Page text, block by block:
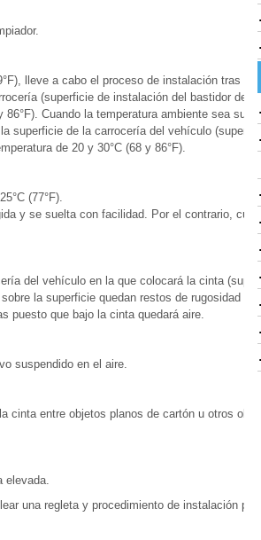
lleve a cabo el proceso de instalación tras
(superficie de instalación del bastidor de
Cuando la temperatura ambiente sea
superficie de la carrocería del vehículo
de 20 y 30°C (68 y 86°F).
(77°F).
y se suelta con facilidad. Por el contrario,
del vehículo en la que colocará la cinta
la superficie quedan restos de rugosidad o
puesto que bajo la cinta quedará aire.
suspendido en el aire.
entre objetos planos de cartón u otros
elevada.
una regleta y procedimiento de instalación para